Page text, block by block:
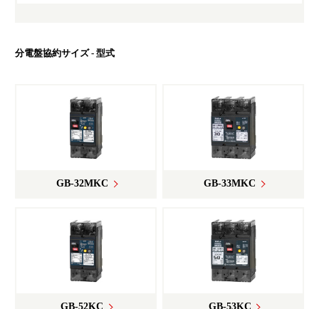
お知らせ
分電盤協約サイズ - 型式
GB-32MKC GB-33MKC
GB-52KC GB-53KC